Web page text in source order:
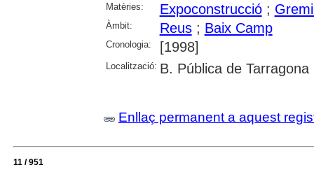
Matèries:
Expoconstrucció;
Àmbit: Reus; Baix Camp
Cronologia: [1998]
Localització: B. Pública de Tarragona
Enllaç permanent a aquest
11 / 951